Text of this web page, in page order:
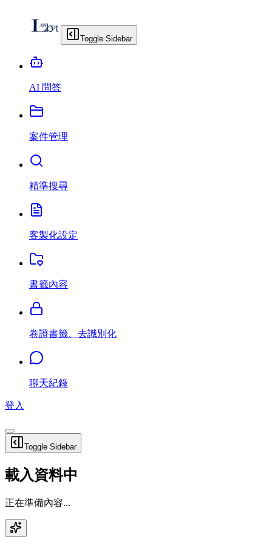
Toggle Sidebar
AI 問答
案件管理
精準搜尋
客製化設定
書籤內容
卷證書籤、去識別化
聊天紀錄
登入
Toggle Sidebar
載入資料中
正在準備內容...